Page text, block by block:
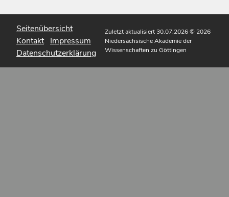
Seitenübersicht
Kontakt Impressum
Datenschutzerklärung
Zuletzt aktualisiert 30.07.2026© 2026
Niedersächsische Akademie der
Wissenschaften zu Göttingen